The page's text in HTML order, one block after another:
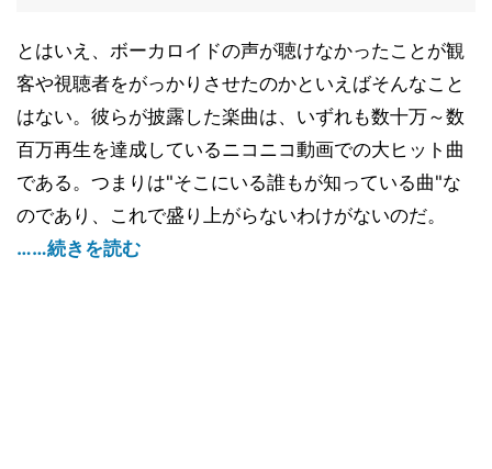
とはいえ、ボーカロイドの声が聴けなかったことが観
客や視聴者をがっかりさせたのかといえばそんなこと
はない。彼らが披露した楽曲は、いずれも数十万～数
百万再生を達成しているニコニコ動画での大ヒット曲
である。つまりは"そこにいる誰もが知っている曲"な
のであり、これで盛り上がらないわけがないのだ。
……続きを読む